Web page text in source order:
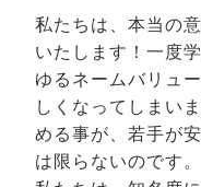
私たちは、本当の
いたします！一度
ゆるネームバリュ
しくなってしまい
める事が、若手が
は限らないのです。